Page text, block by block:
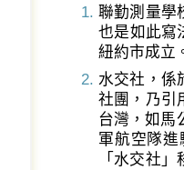
聯勤測量學
也是如此寫
紐約市成立
水交社，係
社團，乃引
台灣，如馬
軍航空隊
「水交社